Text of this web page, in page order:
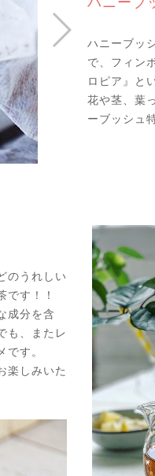
ハニーブッ
で、フィン
ロピア』と
花や茎、葉
ーブッシュ
のうれしい
です！！
成分を含
も、またレ
す。
楽しみいた